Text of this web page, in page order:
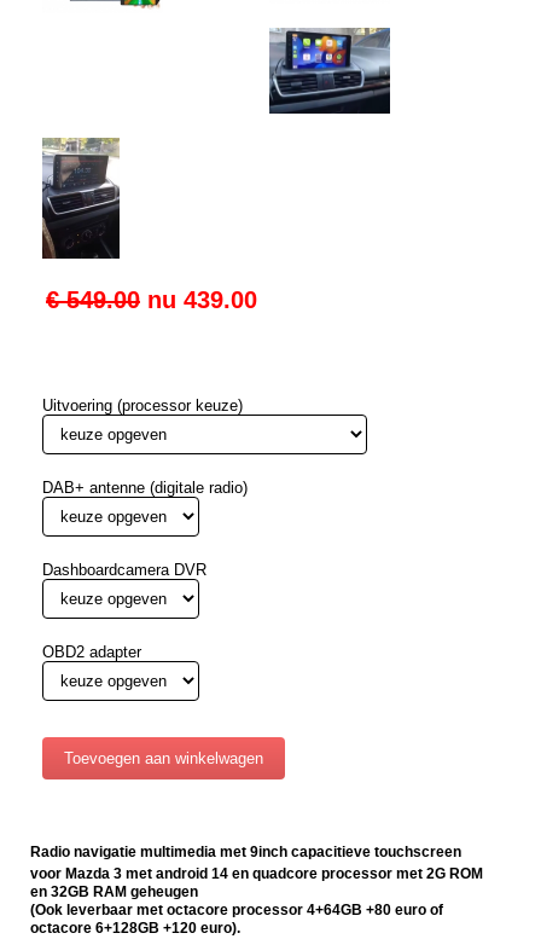
€ 549.00 nu 439.00
Uitvoering (processor keuze)
DAB+ antenne (digitale radio)
Dashboardcamera DVR
OBD2 adapter
Radio navigatie multimedia met 9inch capacitieve touchscreen
voor Mazda 3 met android 14 en quadcore processor met 2G ROM
en 32GB RAM geheugen
(Ook leverbaar met octacore processor 4+64GB +80 euro of
octacore 6+128GB +120 euro).